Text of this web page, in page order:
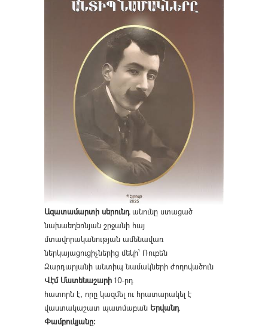
Ազատամարտի սերունդանունը ստացած
նախաեղեռնյան շրջանի հայ
մտավորականության ամենավառ
ներկայացուցիչներից մեկի՝ Ռուբեն
Զարդարյանի անտիպ նամակների ժողովածուն
Վէմ Մատենաշարի 10-րդ
հատորն է, որը կազմել ու հրատարակել է
վաստակաշատ պատմաբան Երվանդ
Փամբուկյանը։